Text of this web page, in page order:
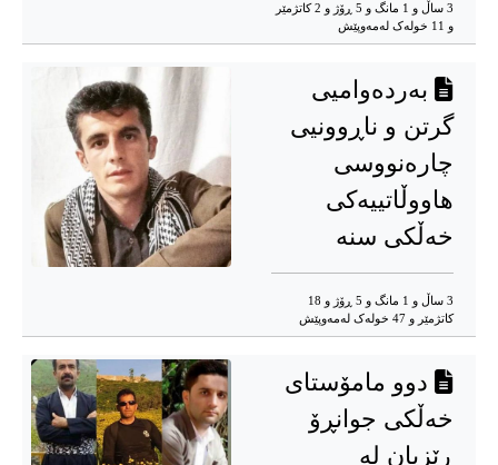
3 ساڵ و 1 مانگ و 5 ڕۆژ و 2 کاتژمێر
و 11 خوله‌ک له‌مه‌وپێش‌
بەردەوامیی
گرتن و ناڕوونیی
چارەنووسی
هاووڵاتییەکی
خەڵکی سنە
3 ساڵ و 1 مانگ و 5 ڕۆژ و 18
کاتژمێر و 47 خوله‌ک له‌مه‌وپێش‌
دوو مامۆستای
خەڵکی جوانڕۆ
ڕێزیان لە